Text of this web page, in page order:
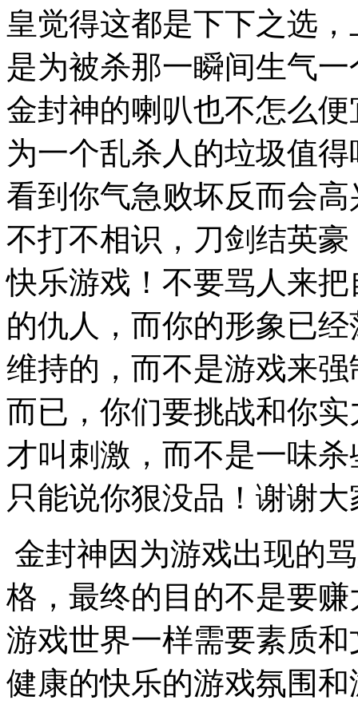
皇觉得这都是下下之选
是为被杀那一瞬间生气
金封神的喇叭也不怎么
为一个乱杀人的垃圾值
看到你气急败坏反而会
不打不相识，刀剑结英
快乐游戏！不要骂人来
的仇人，而你的形象已
维持的，而不是游戏来
而已，你们要挑战和你
才叫刺激，而不是一味
只能说你狠没品！谢谢
金封神因为游戏出现的
格，最终的目的不是要
游戏世界一样需要素质
健康的快乐的游戏氛围